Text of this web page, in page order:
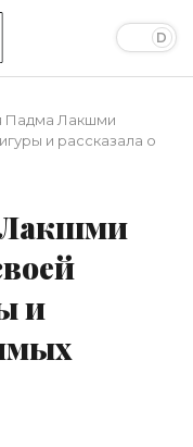
Падма Лакшми
и рассказала о
Лакшми
и